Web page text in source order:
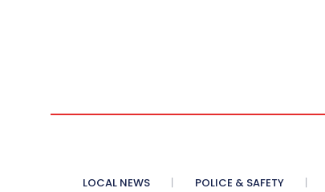
LOCAL NEWS POLICE & SAFETY